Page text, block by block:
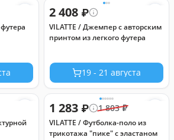
2 408 ₽
VILATTE / Джемпер с авторским
принтом из легкого футера
19 - 21 августа
1 283 ₽ 1 803₽
VILATTE / Футболка-поло из
трикотажа "пике" с эластаном